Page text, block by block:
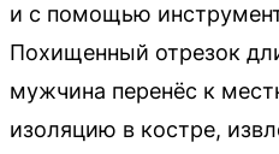
и с помощью
Похищенный отрезок
мужчина перенёс к
изоляцию в костре,